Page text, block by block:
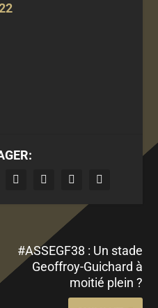
#ASSEGF38 : Un stade
Geoffroy-Guichard à
moitié plein ?